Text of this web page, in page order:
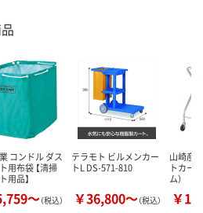
コンドル ダス
用布袋 【清掃
用品】
～（税込）
テラモト ビルメンカー
トL DS-571-810
￥36,800～（税込）
山崎産
トカー
ム）
￥